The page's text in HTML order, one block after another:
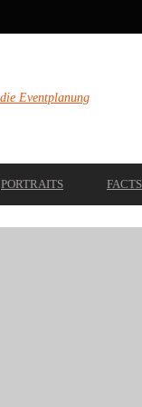
PORTRAITS FACTS